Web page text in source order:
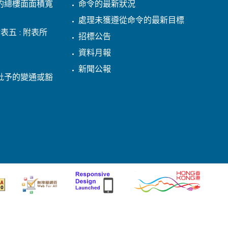
總樓面面積寬
五 : 附表所
予的變通或豁
命令的最新狀況
處理未獲遵從命令的最新目標
招標公告
資料月報
新聞公報